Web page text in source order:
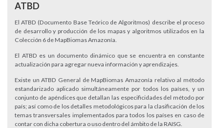
ATBD
El ATBD (Documento Base Teórico de Algoritmos) describe el proceso
de desarrollo y producción de los mapas y algoritmos utilizados en la
Colección 6 de MapBiomas Amazonía.
El ATBD es un documento dinámico que se encuentra en constante
actualización para agregar nueva información y aprendizajes.
Existe un ATBD General de MapBiomas Amazonía relativo al método
estandarizado aplicado simultáneamente por todos los países, y un
conjunto de apéndices que detallan las especificidades del método por
país; así como de los detalles metodológicos para la clasificación de los
temas transversales implementados para todos los países en caso de
contar con dicha cobertura o uso dentro del ámbito de la RAISG.